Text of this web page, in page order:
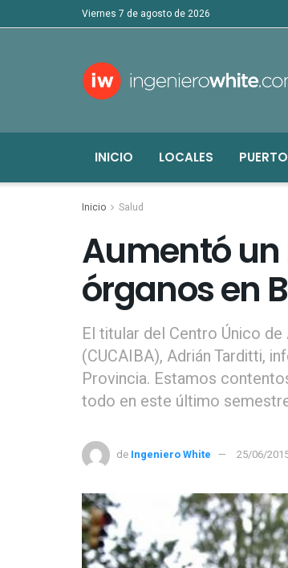
viernes 7 de agosto de 2026
INICIO LOCALES PUERTO
Inicio Salud
Aumentó un
órganos en
El titular del Centro Único
(CUCAIBA), Adrián Tarditti,
Provincia. Estamos
todo en este último
de Ingeniero White 25/06/